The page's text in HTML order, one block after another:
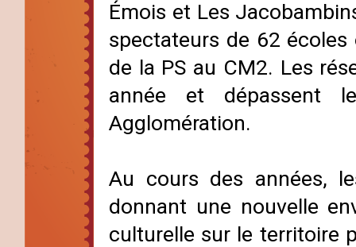
Émois et Les
spectateurs de 62
de la PS au CM2. Les
année et dépassent
Agglomération.
Au cours des années,
donnant une nouvelle
culturelle sur le territoire